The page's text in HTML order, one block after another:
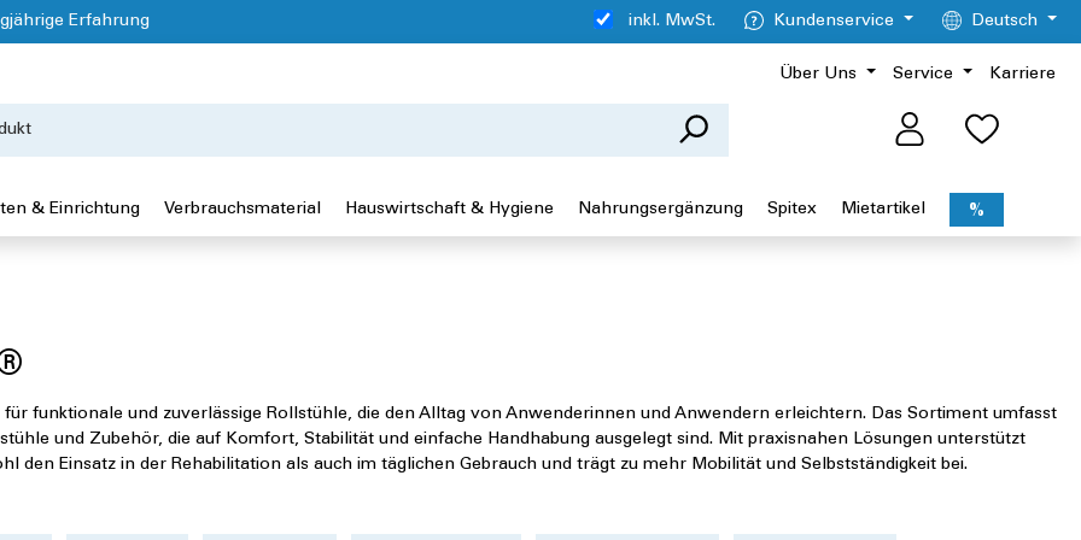
Erfahrung inkl. MwSt. Kundenservice Deutsch
Über Uns Service Karriere
& Einrichtung Verbrauchsmaterial Hauswirtschaft & Hygiene Nahrungsergänzung Spitex Mietartikel %
für funktionale und zuverlässige Rollstühle, die den Alltag von Anwenderinnen und Anwendern erleichtern. Das Sortiment umfasst
und Zubehör, die auf Komfort, Stabilität und einfache Handhabung ausgelegt sind. Mit praxisnahen Lösungen unterstützt
den Einsatz in der Rehabilitation als auch im täglichen Gebrauch und trägt zu mehr Mobilität und Selbstständigkeit bei.